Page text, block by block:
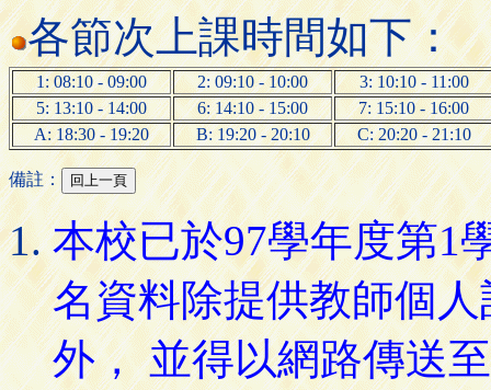
各節次上課時間如下：
1: 08:10 - 09:00 2: 09:10 - 10:00
3: 10:10 - 11:00
5: 13:10 - 14:00
6: 14:10 - 15:00
7: 15:10 - 16:00
A: 18:30 - 19:20
B: 19:20 - 20:10 C: 20:20 - 21:10
備註：
本校已於97學年度第1
名資料除提供教師個
外， 並得以網路傳送